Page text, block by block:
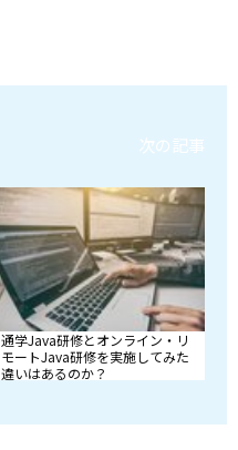
次の記事
通学Java研修とオンライン・リ
モートJava研修を実施してみた
違いはあるのか？